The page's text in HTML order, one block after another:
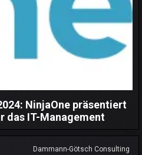
NinjaOne präsentiert
das IT-Management
Dammann-Götsch Consulting